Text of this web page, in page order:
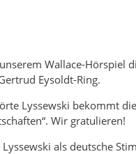
Wallace-Hörspiel
Eysoldt-Ring.
Lyssewski bekommt
Wir gratulieren!
als deutsche